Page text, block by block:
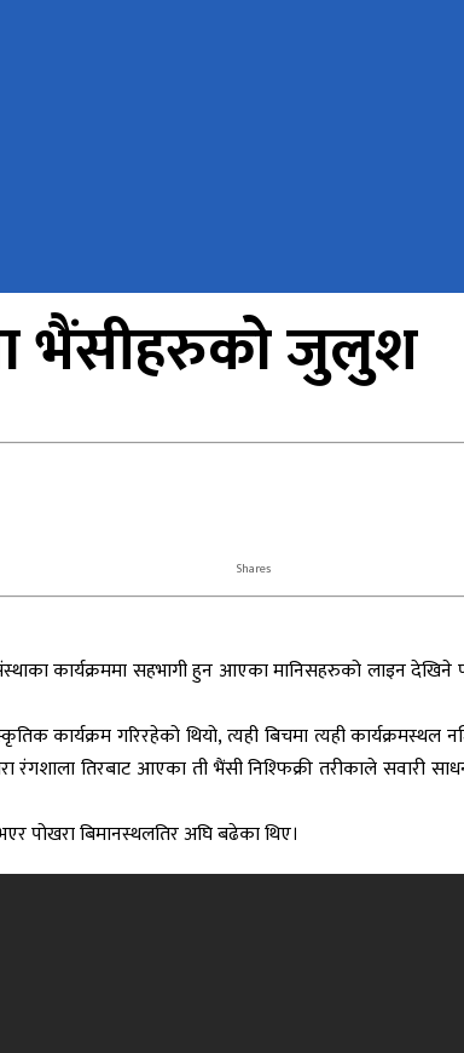
भैंसीहरुको जुलुश
Shares
संस्थाका कार्यक्रममा सहभागी हुन आएका मानिसहरुको लाइन
कार्यक्रम गरिरहेको थियो, त्यही बिचमा त्यही
तिरबाट आएका ती भैंसी निश्फिक्री तरीकाले सवारी
पोखरा बिमानस्थलतिर अघि बढेका थिए।